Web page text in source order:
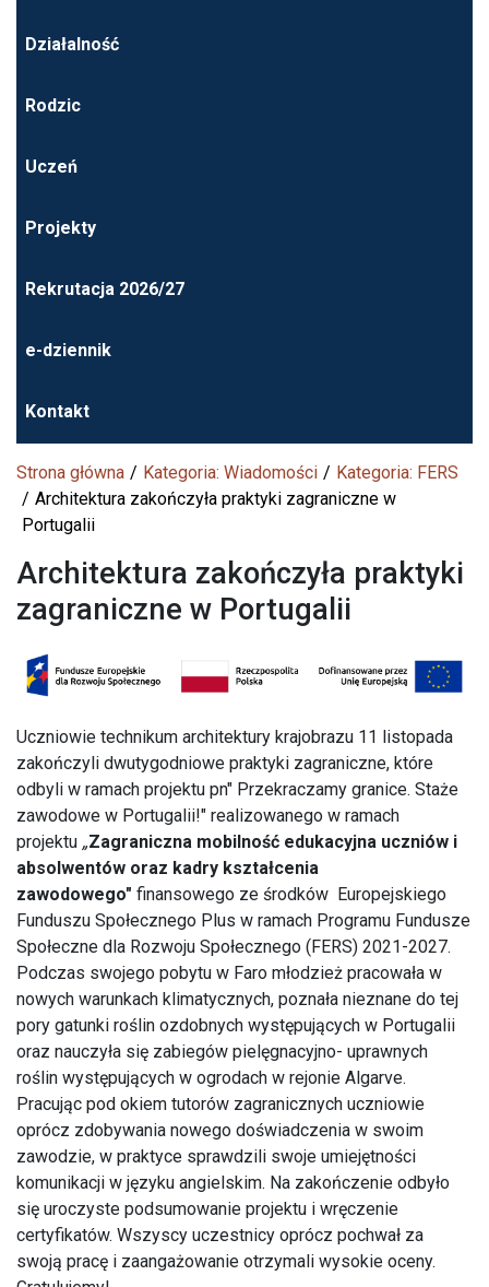
Działalność
Rodzic
Uczeń
Projekty
Rekrutacja 2026/27
e-dziennik
Kontakt
Strona główna Kategoria: Wiadomości
Kategoria: FERS
Architektura zakończyła praktyki zagraniczne w
Portugalii
Architektura zakończyła praktyki
zagraniczne w Portugalii
Uczniowie technikum architektury krajobrazu 11 listopada
zakończyli dwutygodniowe praktyki zagraniczne, które
odbyli w ramach projektu pn" Przekraczamy granice. Staże
zawodowe w Portugalii!" realizowanego w ramach
projektu „Zagraniczna mobilność edukacyjna uczniów i
absolwentów oraz kadry kształcenia
zawodowego" finansowego ze środków Europejskiego
Funduszu Społecznego Plus w ramach Programu Fundusze
Społeczne dla Rozwoju Społecznego (FERS) 2021-2027.
Podczas swojego pobytu w Faro młodzież pracowała w
nowych warunkach klimatycznych, poznała nieznane do tej
pory gatunki roślin ozdobnych występujących w Portugalii
oraz nauczyła się zabiegów pielęgnacyjno- uprawnych
roślin występujących w ogrodach w rejonie Algarve.
Pracując pod okiem tutorów zagranicznych uczniowie
oprócz zdobywania nowego doświadczenia w swoim
zawodzie, w praktyce sprawdzili swoje umiejętności
komunikacji w języku angielskim. Na zakończenie odbyło
się uroczyste podsumowanie projektu i wręczenie
certyfikatów. Wszyscy uczestnicy oprócz pochwał za
swoją pracę i zaangażowanie otrzymali wysokie oceny.